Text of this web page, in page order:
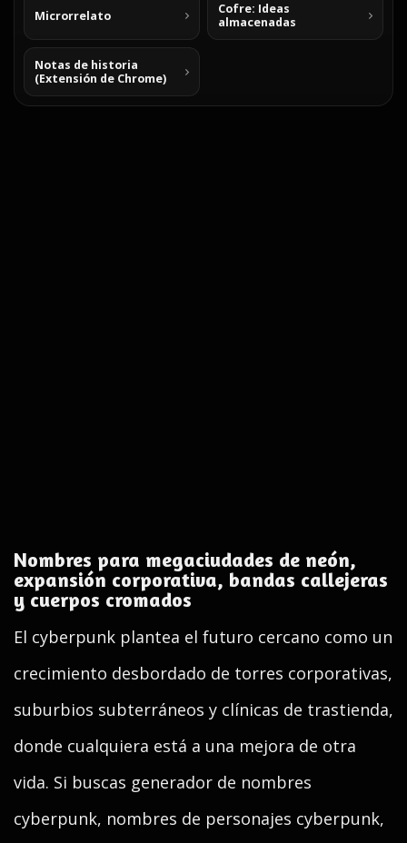
Microrrelato
Cofre: Ideas
almacenadas
Notas de historia
(Extensión de Chrome)
Nombres para megaciudades de neón,
expansión corporativa, bandas callejeras
y cuerpos cromados
El cyberpunk plantea el futuro cercano como un
crecimiento desbordado de torres corporativas,
suburbios subterráneos y clínicas de trastienda,
donde cualquiera está a una mejora de otra
vida. Si buscas generador de nombres
cyberpunk, nombres de personajes cyberpunk,